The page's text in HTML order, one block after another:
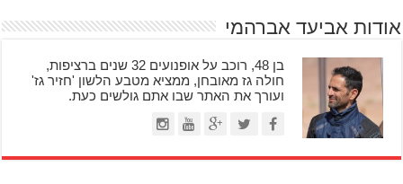
אודות אביעד אברהמי
בן 48, רוכב על אופנועים 32 שנים ברציפות,
חולה גז מאובחן, ממציא מטבע הלשון 'חזיר גז'
ועורך את האתר שבו אתם גולשים כעת.